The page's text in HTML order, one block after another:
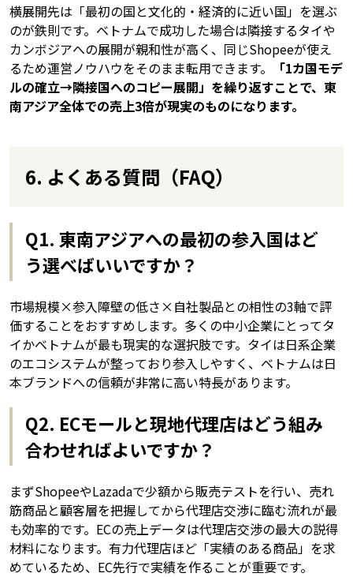
横展開先は「最初の国と文化的・経済的に近い国」を選ぶ
のが鉄則です。ベトナムで成功した場合は隣接するタイや
カンボジアへの展開が親和性が高く、同じShopeeが使え
るため運営ノウハウをそのまま転用できます。
「1カ国モデ
ルの確立→隣接国へのコピー展開」を繰り返すことで、東
南アジア全体での売上3倍が現実のものになります。
6. よくある質問（FAQ）
Q1. 東南アジアへの最初の参入国はど
う選べばいいですか？
市場規模×参入障壁の低さ×自社製品との相性の3軸で評
価することをおすすめします。多くの中小企業にとってタ
イかベトナムが最も現実的な選択肢です。タイは日系企業
のエコシステムが整っており参入しやすく、ベトナムは日
本ブランドへの信頼が非常に高い特長があります。
Q2. ECモールと現地代理店はどう組み
合わせればよいですか？
まずShopeeやLazadaで少額から販売テストを行い、売れ
筋商品と顧客層を把握してから代理店交渉に臨む流れが最
も効率的です。ECの売上データは代理店交渉の最大の説得
材料になります。有力代理店ほど「実績のある商品」を求
めているため、EC先行で実績を作ることが重要です。